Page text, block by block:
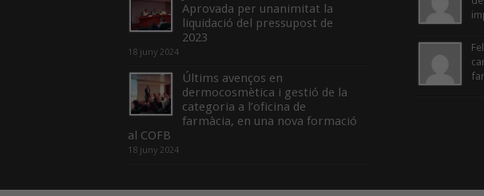
Aprovada per unanimitat la
liquidació del pressupost de
2023
18 juny 2024
Últims avenços en
dermocosmètica i gestió de la
categoria a l’oficina de
farmàcia, en una nova formació
al COFB
18 juny 2024